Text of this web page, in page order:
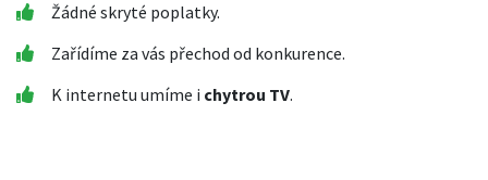
Žádné skryté poplatky.
Zařídíme za vás přechod od konkurence.
K internetu umíme i chytrou TV.